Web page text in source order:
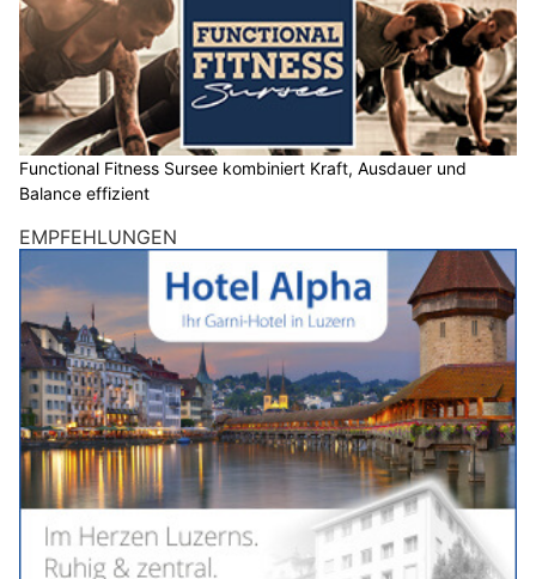
Functional Fitness Sursee kombiniert Kraft, Ausdauer und
Balance effizient
EMPFEHLUNGEN